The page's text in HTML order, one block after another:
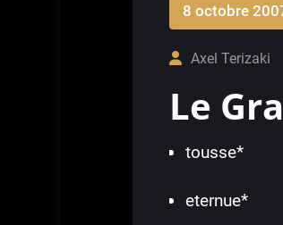
8 octobre
Axel Terizaki
Le
tousse*
eternue*